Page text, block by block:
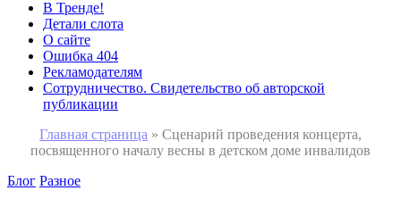
В Тренде!
Детали слота
О сайте
Ошибка 404
Рекламодателям
Сотрудничество. Свидетельство об авторской
публикации
Главная страница » Сценарий проведения концерта,
посвященного началу весны в детском доме инвалидов
Блог Разное